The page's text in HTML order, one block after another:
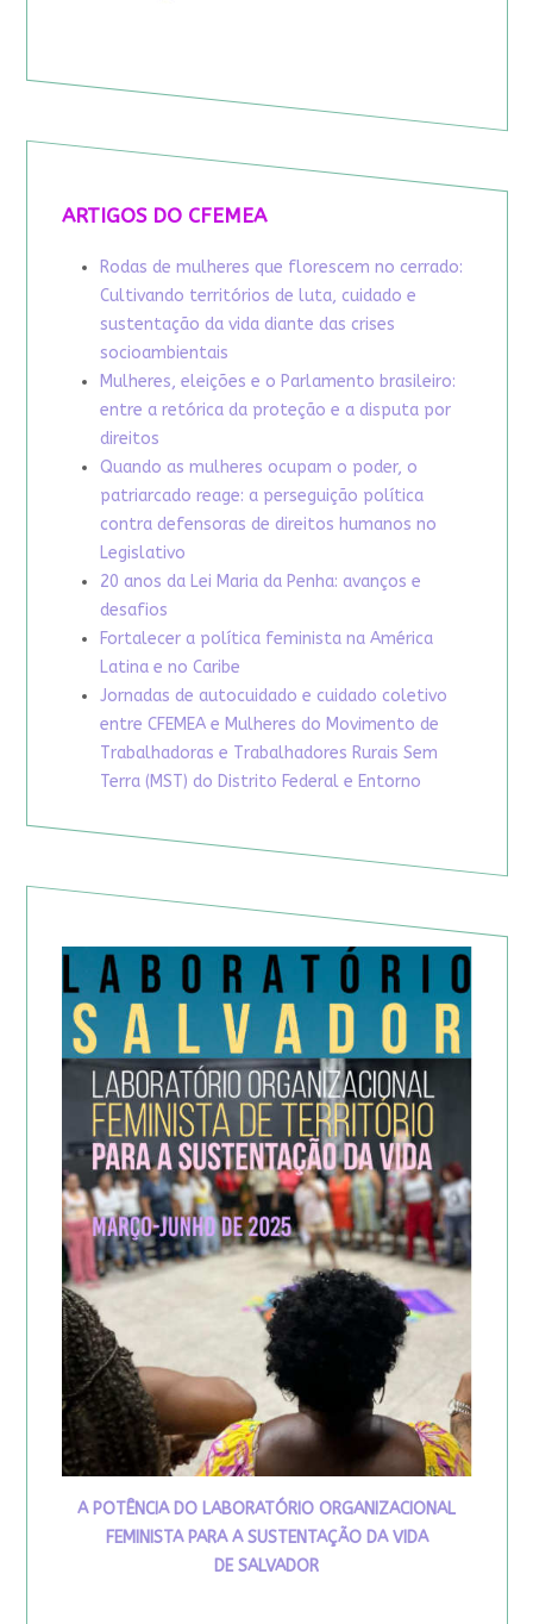
ARTIGOS DO CFEMEA
Rodas de mulheres que florescem no cerrado:
Cultivando territórios de luta, cuidado e
sustentação da vida diante das crises
socioambientais
Mulheres, eleições e o Parlamento brasileiro:
entre a retórica da proteção e a disputa por
direitos
Quando as mulheres ocupam o poder, o
patriarcado reage: a perseguição política
contra defensoras de direitos humanos no
Legislativo
20 anos da Lei Maria da Penha: avanços e
desafios
Fortalecer a política feminista na América
Latina e no Caribe
Jornadas de autocuidado e cuidado coletivo
entre CFEMEA e Mulheres do Movimento de
Trabalhadoras e Trabalhadores Rurais Sem
Terra (MST) do Distrito Federal e Entorno
A POTÊNCIA DO LABORATÓRIO ORGANIZACIONAL
FEMINISTA PARA A SUSTENTAÇÃO DA VIDA
DE SALVADOR